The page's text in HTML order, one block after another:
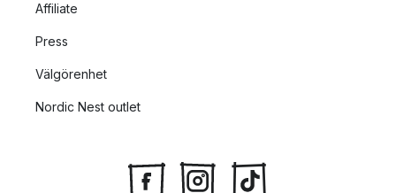
Affiliate
Press
Välgörenhet
Nordic Nest outlet